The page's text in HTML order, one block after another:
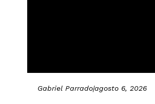
Gabriel Parrado|agosto 6, 2026